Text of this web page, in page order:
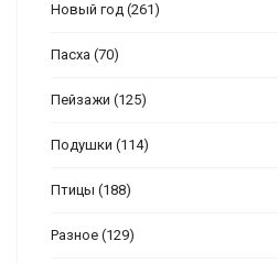
Новый год (261)
Пасха (70)
Пейзажи (125)
Подушки (114)
Птицы (188)
Разное (129)